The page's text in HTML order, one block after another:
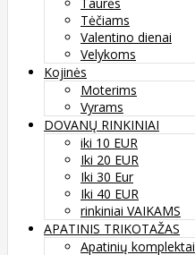
Tėčiams
Valentino dienai
Velykoms
Kojinės
Moterims
Vyrams
DOVANŲ RINKINIAI
iki 10 EUR
Iki 20 EUR
Iki 30 Eur
Iki 40 EUR
rinkiniai VAIKAMS
APATINIS TRIKOTAŽAS
Apatinių komplektai